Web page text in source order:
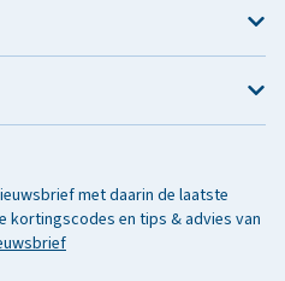
met daarin de laatste
kortingscodes en tips & advies van